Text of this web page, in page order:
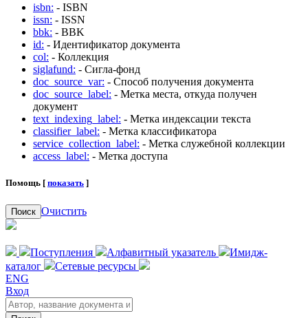
isbn: - ISBN
issn: - ISSN
bbk: - BBK
id: - Идентификатор документа
col: - Коллекция
siglafund: - Сигла-фонд
doc_source_var: - Способ получения документа
doc_source_label: - Метка места, откуда получен
документ
text_indexing_label: - Метка индексации текста
classifier_label: - Метка классификатора
service_collection_label: - Метка служебной коллекции
access_label: - Метка доступа
Помощь [ показать ]
Поиск Очистить
Поступления Алфавитный указатель
Имидж-
каталог
Сетевые ресурсы
ENG
Вход